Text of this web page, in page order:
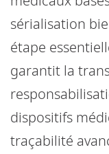
sérialisation
étape
garantit la
dispositifs
traçabilité